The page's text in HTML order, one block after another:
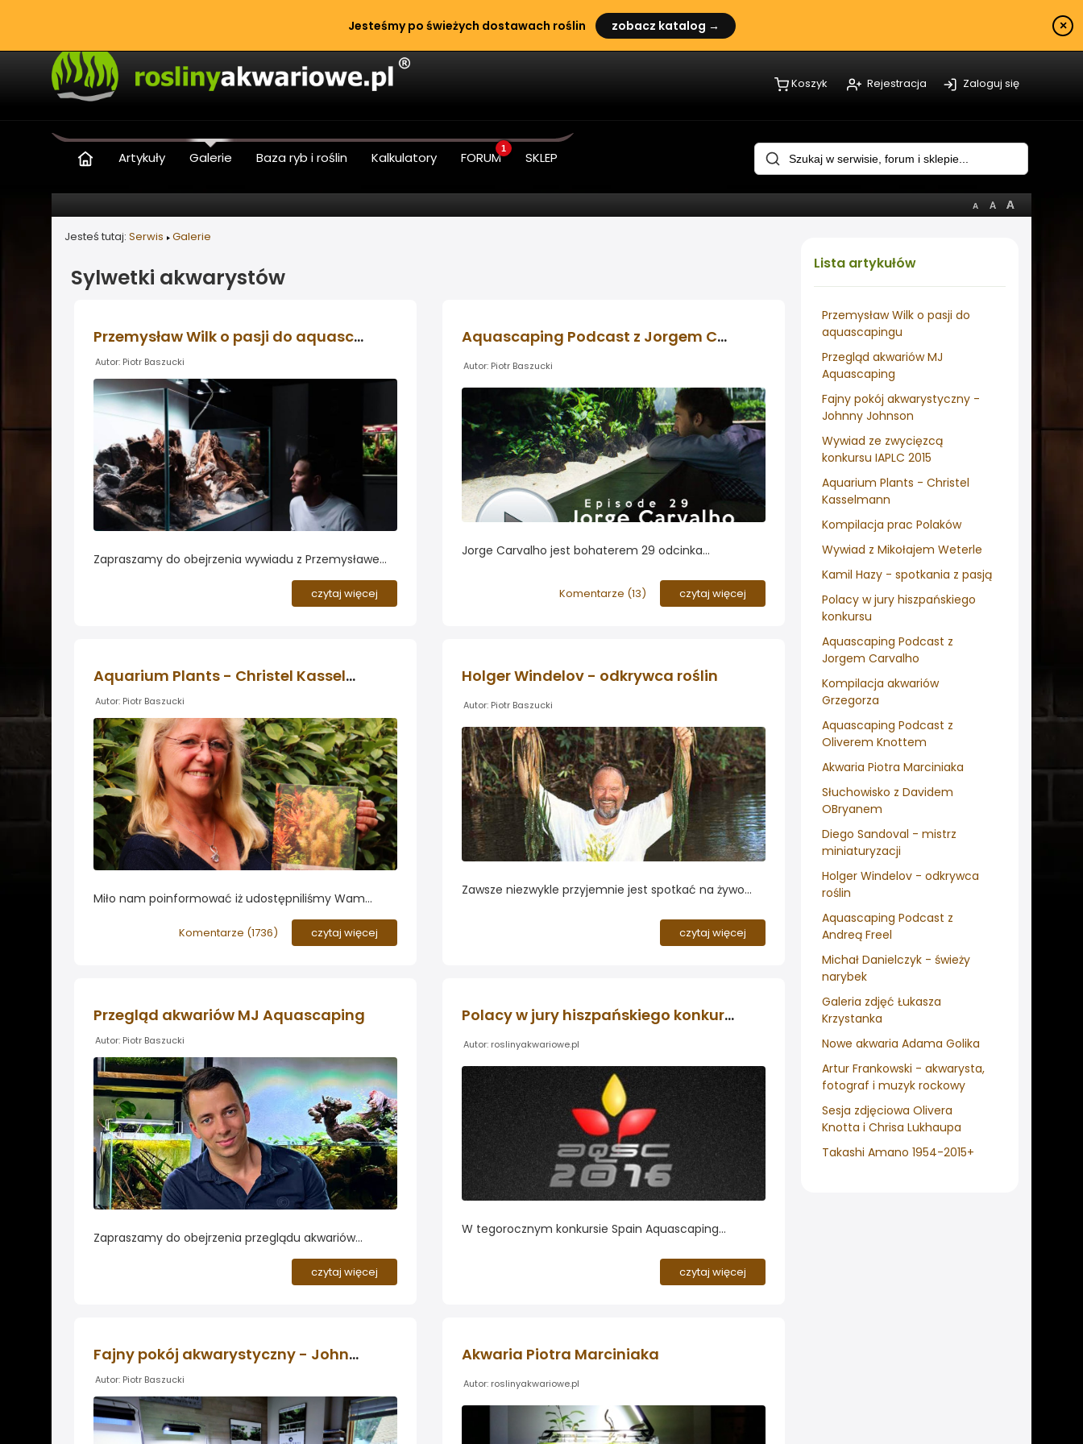
Jesteśmy po świeżych dostawach roślin zobacz katalog → ×
Koszyk Rejestracja Zaloguj się
Artykuły Galerie Baza ryb i roślin Kalkulatory FORUM
1
SKLEP
Lista artykułów
Przemysław Wilk o pasji do
aquascapingu
Przegląd akwariów MJ
Aquascaping
Fajny pokój akwarystyczny -
Johnny Johnson
Wywiad ze zwycięzcą
konkursu IAPLC 2015
Aquarium Plants - Christel
Kasselmann
Kompilacja prac Polaków
Wywiad z Mikołajem Weterle
Kamil Hazy - spotkania z pasją
Polacy w jury hiszpańskiego
konkursu
Aquascaping Podcast z
Jorgem Carvalho
Kompilacja akwariów
Grzegorza
Aquascaping Podcast z
Oliverem Knottem
Akwaria Piotra Marciniaka
Słuchowisko z Davidem
OBryanem
Diego Sandoval - mistrz
miniaturyzacji
Holger Windelov - odkrywca
roślin
Aquascaping Podcast z
Andreą Freel
Michał Danielczyk - świeży
narybek
Galeria zdjęć Łukasza
Krzystanka
Nowe akwaria Adama Golika
Artur Frankowski - akwarysta,
fotograf i muzyk rockowy
Sesja zdjęciowa Olivera
Knotta i Chrisa Lukhaupa
Takashi Amano 1954-2015+
Jesteś tutaj: Serwis Galerie
Sylwetki akwarystów
Przemysław Wilk o pasji do aquascapingu
Autor: Piotr Baszucki
Zapraszamy do obejrzenia wywiadu z Przemysławem
najmłodszych lat pasjonuje się sztuką aranżacji
czytaj więcej
Aquascaping Podcast z Jorgem Carvalho
Autor: Piotr Baszucki
Jorge Carvalho jest bohaterem 29 odcinka
poświęconej aranżacji akwariów roślinnych. Jorge
opowiada o swoich początkach w aquascapingu,
Komentarze (13) czytaj więcej
Aquarium Plants - Christel Kasselmann
Autor: Piotr Baszucki
Miło nam poinformować iż udostępniliśmy Wam
poświęconej roślin akwariowym autorstwa Christel
Komentarze (1736) czytaj więcej
Holger Windelov - odkrywca roślin
Autor: Piotr Baszucki
Zawsze niezwykle przyjemnie jest spotkać na żywo
prywatnej bibliotece. Dla mnie osobiście jednym z
najprzyjemniejszych spotkań, jakie odbyłem na
czytaj więcej
Przegląd akwariów MJ Aquascaping
Autor: Piotr Baszucki
Zapraszamy do obejrzenia przeglądu akwariów
doświadczenia często prezentujemy na łamach
czytaj więcej
Polacy w jury hiszpańskiego konkursu
Autor: roslinyakwariowe.pl
W tegorocznym konkursie Spain Aquascaping
czytaj więcej
Fajny pokój akwarystyczny - Johnny Johnson
Autor: Piotr Baszucki
Akwaria Piotra Marciniaka
Autor: roslinyakwariowe.pl